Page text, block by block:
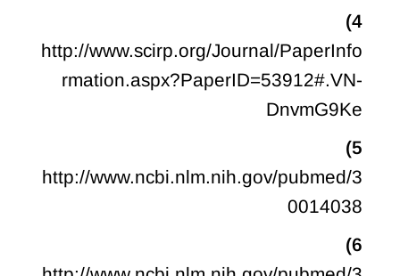
4)
http://www.scirp.org/Journal/PaperInfo
rmation.aspx?PaperID=53912#.VN-
DnvmG9Ke
5)
http://www.ncbi.nlm.nih.gov/pubmed/3
0014038
6)